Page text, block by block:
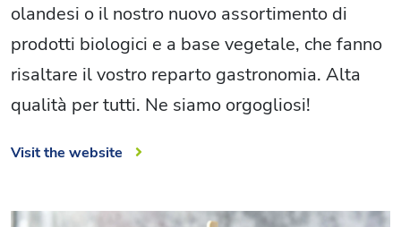
olandesi o il nostro nuovo assortimento di
prodotti biologici e a base vegetale, che fanno
risaltare il vostro reparto gastronomia. Alta
qualità per tutti. Ne siamo orgogliosi!
Visit the website